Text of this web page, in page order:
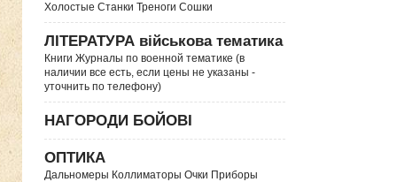
Холостые Станки Треноги Сошки
ЛІТЕРАТУРА військова тематика
Книги Журналы по военной тематике (в
наличии все есть, если цены не указаны -
уточнить по телефону)
НАГОРОДИ БОЙОВІ
ОПТИКА
Дальномеры Коллиматоры Очки Приборы